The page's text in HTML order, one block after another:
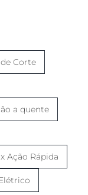
Corte
a quente
Ação Rápida